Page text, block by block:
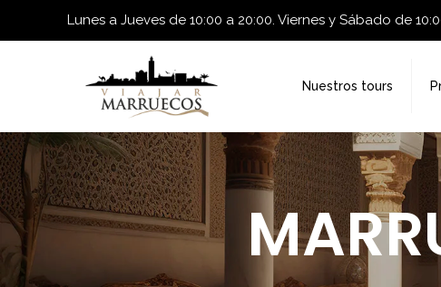
Lunes a Jueves de 10:00 a 20:00. Viernes y Sábado de
Nuestros tours